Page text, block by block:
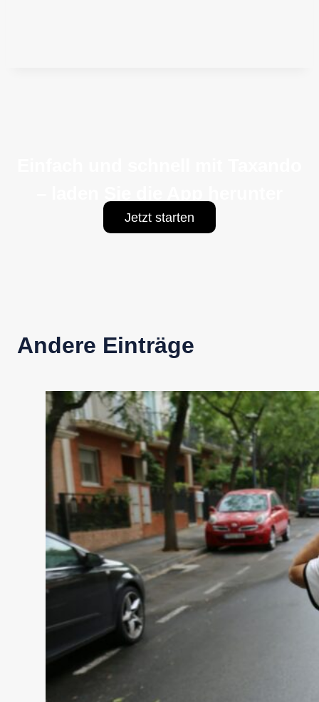
Jetzt starten
Andere Einträge